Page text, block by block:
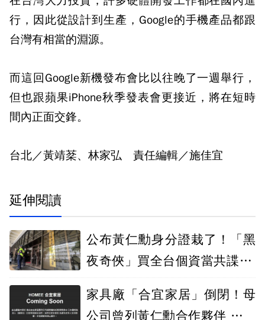
行，因此從設計到生產，Google的手機產品都跟
台灣有相當的淵源。
而這回Google新機發布會比以往晚了一週舉行，
但也跟蘋果iPhone秋季發表會更接近，將在短時
間內正面交鋒。
台北／黃靖棻、林家弘 責任編輯／施佳宜
延伸閱讀
公布黃仁勳身分證栽了！「黑
夜奇俠」買全台個資當共諜 北
家具廠「合宜家居」倒閉！母
公司曾列黃仁勳合作夥伴 疑爭